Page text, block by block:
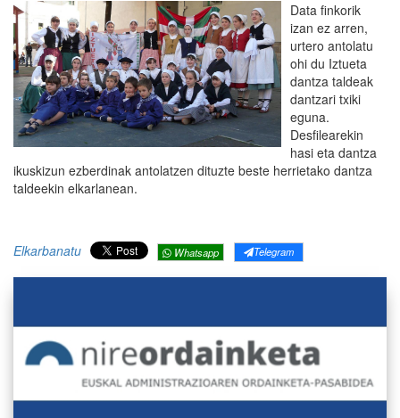
Data finkorik
izan ez arren,
urtero antolatu
ohi du Iztueta
dantza taldeak
dantzari txiki
eguna.
Desfilearekin
hasi eta dantza
ikuskizun ezberdinak antolatzen dituzte beste herrietako dantza
taldeekin elkarlanean.
Elkarbanatu Whatsapp Telegram